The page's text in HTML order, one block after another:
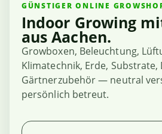
GÜNSTIGER ONLINE
Indoor Growing
aus Aachen.
Growboxen, Beleuchtung,
Klimatechnik, Erde,
Gärtnerzubehör — neutral
persönlich betreut.